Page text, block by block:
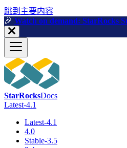
跳到主要内容
🎉️ Watch on demand: StarRocks
StarRocksDocs
Latest-4.1
Latest-4.1
4.0
Stable-3.5